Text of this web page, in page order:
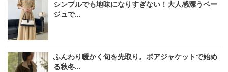
シンプルでも地味になりすぎない！大人感漂うベー
ジュで...
ふんわり暖かく旬を先取り。ボアジャケットで始め
る秋冬...